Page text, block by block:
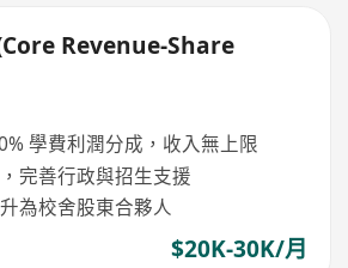
Revenue-Share
學費利潤分成，收入無上限
完善行政與招生支援
為校舍股東合夥人
$20K-30K/月